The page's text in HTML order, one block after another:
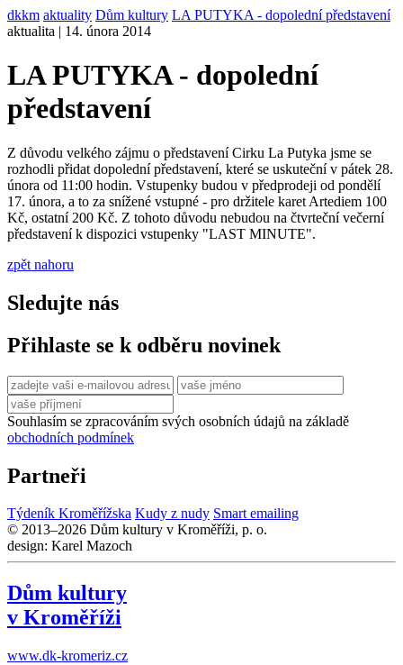
dkkm aktuality Dům kultury LA PUTYKA - dopolední představení
aktualita | 14. února 2014
LA PUTYKA - dopolední
představení
Z důvodu velkého zájmu o představení Cirku La Putyka jsme se
rozhodli přidat dopolední představení, které se uskuteční v pátek 28.
února od 11:00 hodin. Vstupenky budou v předprodeji od pondělí
17. února, a to za snížené vstupné - pro držitele karet Artediem 100
Kč, ostatní 200 Kč. Z tohoto důvodu nebudou na čtvrteční večerní
představení k dispozici vstupenky "LAST MINUTE".
zpět nahoru
Sledujte nás
Přihlaste se k odběru novinek
Souhlasím se zpracováním svých osobních údajů na základě
obchodních podmínek
Partneři
Týdeník Kroměřížska Kudy z nudy Smart emailing
© 2013–2026 Dům kultury v Kroměříži, p. o.
design: Karel Mazoch
Dům kultury
v Kroměříži
www.dk-kromeriz.cz